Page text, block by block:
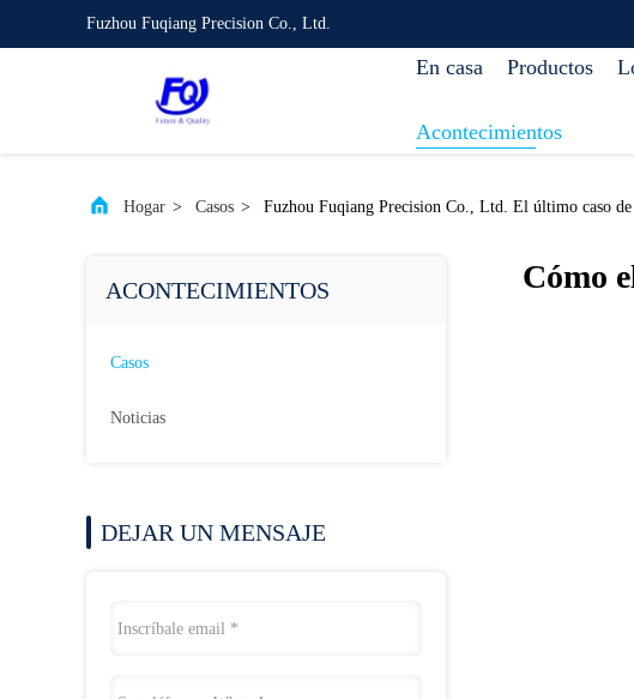
Fuzhou Fuqiang Precision Co., Ltd.
En casa Productos
Acontecimientos
Hogar > Casos > Fuzhou Fuqiang Precision Co., Ltd. El último caso
ACONTECIMIENTOS
Casos
Noticias
DEJAR UN MENSAJE
Cómo